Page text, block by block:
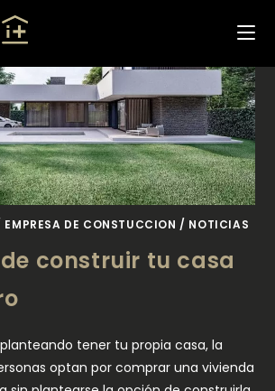
EMPRESA DE CONSTUCCION / NOTICIAS
construir tu casa
tener tu propia casa, la
optan por comprar una vivienda